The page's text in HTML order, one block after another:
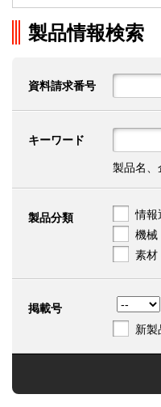
製品情報検索
資料請求番号
キーワード
製品名、
製品分類 情報
機械
素材
掲載号
新製